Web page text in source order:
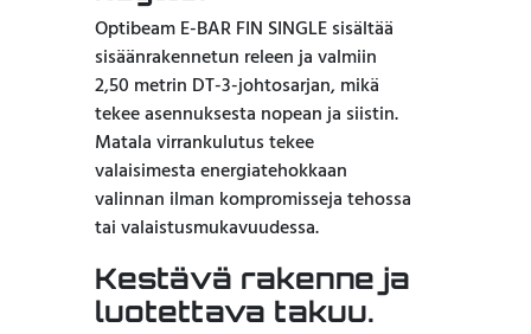
Optibeam E-BAR FIN SINGLE sisältää
sisäänrakennetun releen ja valmiin
2,50 metrin DT-3-johtosarjan, mikä
tekee asennuksesta nopean ja siistin.
Matala virrankulutus tekee
valaisimesta energiatehokkaan
valinnan ilman kompromisseja tehossa
tai valaistusmukavuudessa.
Kestävä rakenne ja
luotettava takuu.